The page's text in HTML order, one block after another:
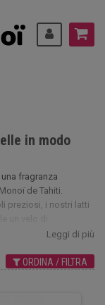
in modo
fragranza
de Tahiti.
preziosi, i nostri latti
penetranoLeggi di più
ORDINA / FILTRA